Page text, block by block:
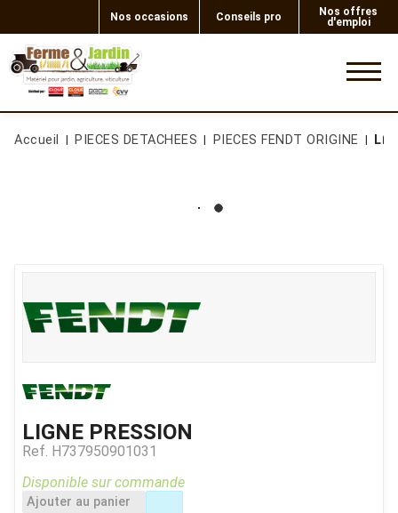
Nos occasions Conseils pro
Nos offres
d'emploi
Accueil PIECES DETACHEES PIECES FENDT ORIGINE
LIGNE PRESSION
Ref. H737950901031
Disponible sur commande
Ajouter au panier